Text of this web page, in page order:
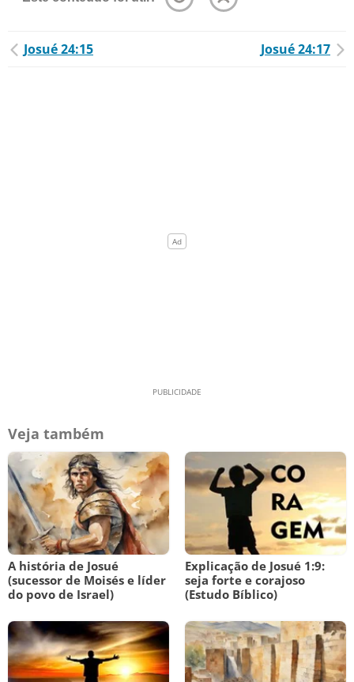
Josué 24:15 Josué 24:17
Veja também
A história de Josué
(sucessor de Moisés e líder
do povo de Israel)
Explicação de Josué 1:9:
seja forte e corajoso
(Estudo Bíblico)